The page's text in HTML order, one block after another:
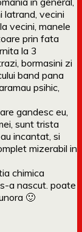
latrand, vecini
vecini, manele
prin fata
la 3
bormasini zi
band pana
psihic,
gandesc eu,
sunt trista
incantat, si
mizerabil in
chimica
a nascut. poate
🙂